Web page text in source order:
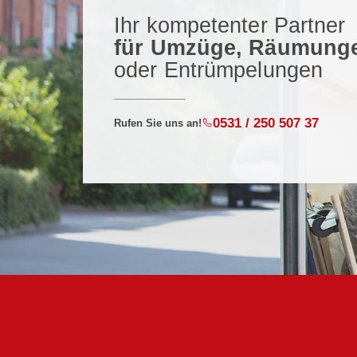
Ihr kompetenter Partner
für Umzüge,
oder Entrümpelungen
Rufen Sie uns an! 0531 / 250 507 37